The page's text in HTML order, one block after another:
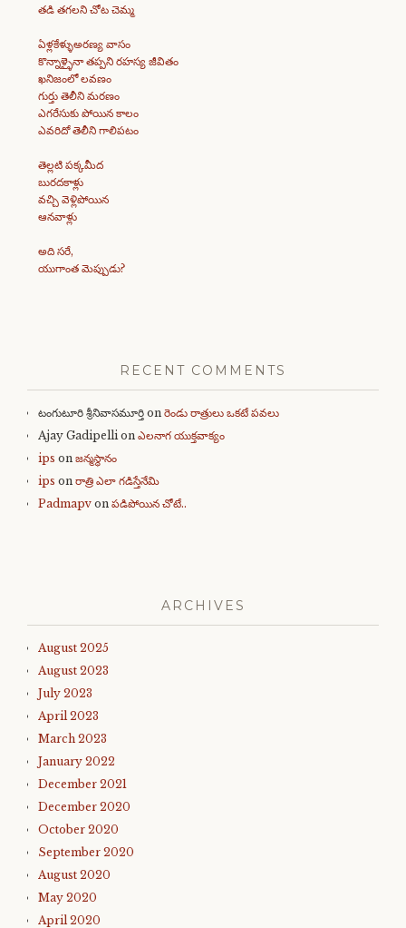
తడి తగలని చోట చెమ్మ
ఏళ్లకేళ్ళుఅరణ్య వాసం
కొన్నాళ్ళైనా తప్పని రహస్య జీవితం
ఖనిజంలో లవణం
గుర్తు తెలీని మరణం
ఎగరేసుకు పోయిన కాలం
ఎవరిదో తెలీని గాలిపటం
తెల్లటి పక్కమీద
బురదకాళ్లు
వచ్చి వెళ్లిపోయిన
ఆనవాళ్లు
అది సరే,
యుగాంత మెప్పుడు?
RECENT COMMENTS
టంగుటూరి శ్రీనివాసమూర్తి on రెండు రాత్రులు ఒకటే పవలు
Ajay Gadipellion ఎలనాగ యుక్తవాక్యం
ips on జన్మస్థానం
ips on రాత్రి ఎలా గడిస్తేనేమి
Padmapv on పడిపోయిన చోటే..
ARCHIVES
August 2025
August 2023
July 2023
April 2023
March 2023
January 2022
December 2021
December 2020
October 2020
September 2020
August 2020
May 2020
April 2020